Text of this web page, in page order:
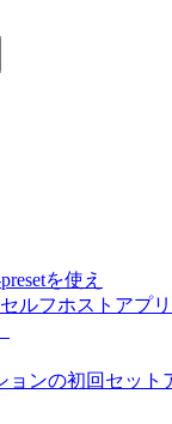
を使え
ルフホストアプ
ョンの初回セット